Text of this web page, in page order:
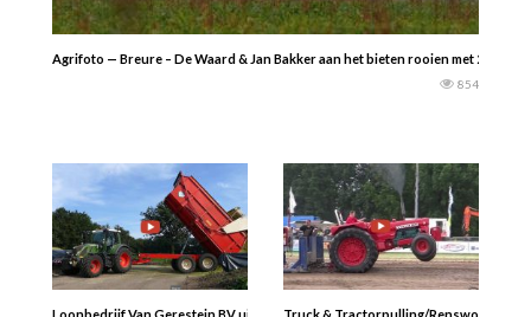
Agrifoto — Breure – De Waard & Jan Bakker aan het bieten rooien met 2x new
854